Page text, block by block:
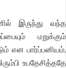
இருந்து வந்த
மறுக்கும்
என பார்ப்பனியம்,
உபதேசித்ததே